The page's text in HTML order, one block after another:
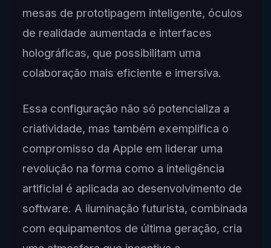
mesas de prototipagem inteligente, óculos
de realidade aumentada e interfaces
holográficas, que possibilitam uma
colaboração mais eficiente e imersiva.
Essa configuração não só potencializa a
criatividade, mas também exemplifica o
compromisso da Apple em liderar uma
revolução na forma como a inteligência
artificial é aplicada ao desenvolvimento de
software. A iluminação futurista, combinada
com equipamentos de última geração, cria